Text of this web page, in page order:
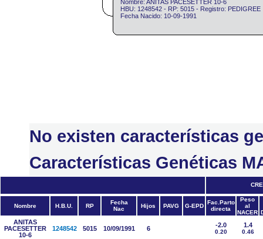
Nombre: ANITAS PACESETTER 10-6
HBU: 1248542 - RP: 5015 - Registro: PEDIGREE
Fecha Nacido: 10-09-1991
No existen características
Características Genéticas
Nombre H.B.U. RP
Fecha
Nac
Hijos PAVG G-EPD
Fac.Parto
directa
Peso
al
NACER
ANITAS
PACESETTER
10-6
1248542 5015 10/09/1991 6 -2.0
0.20
1.4
0.46